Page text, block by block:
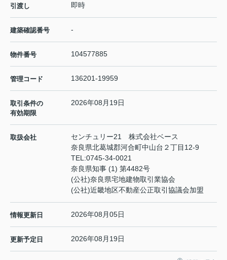
引渡し 即時
建築確認番号 -
物件番号 104577885
管理コード 136201-19959
取引条件の
有効期限
2026年08月19日
取扱会社
センチュリー21 株式会社ベース
奈良県北葛城郡河合町中山台２丁目12-9
TEL:0745-34-0021
奈良県知事 (1) 第4482号
(公社)奈良県宅地建物取引業協会
(公社)近畿地区不動産公正取引協議会加盟
情報更新日 2026年08月05日
更新予定日 2026年08月19日